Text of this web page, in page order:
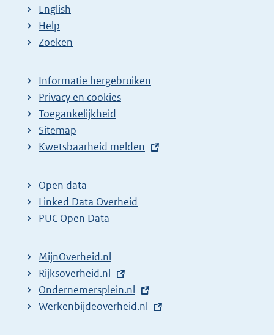
English
Help
Zoeken
Informatie hergebruiken
Privacy en cookies
Toegankelijkheid
Sitemap
E
t
e
r
l
i
n
k
Kwetsbaarheid melden
Open data
Linked Data Overheid
PUC Open Data
MijnOverheid.nl
E
x
t
Rijksoverheid.nl
E
x
Ondernemersplein.nl
E
Werkenbijdeoverheid.nl